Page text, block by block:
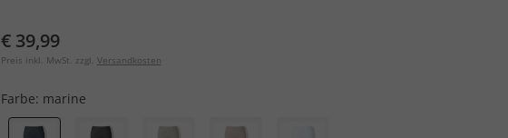
€ 39,99
Preis inkl. MwSt. zzgl. Versandkosten
Farbe: marine